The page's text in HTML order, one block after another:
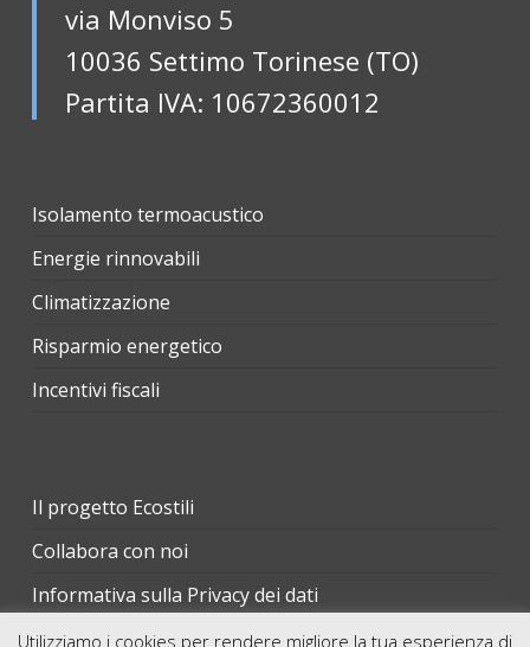
via Monviso 5
10036 Settimo Torinese (TO)
Partita IVA: 10672360012
Isolamento termoacustico
Energie rinnovabili
Climatizzazione
Risparmio energetico
Incentivi fiscali
Il progetto Ecostili
Collabora con noi
Informativa sulla Privacy dei dati
Utilizziamo i cookies per rendere migliore la tua esperienza di